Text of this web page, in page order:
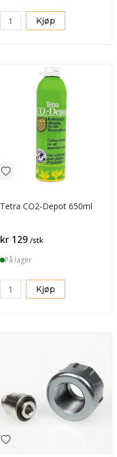
Kjøp
Tetra CO2-Depot 650ml
Pris
kr 129 /stk
På lager
Kjøp